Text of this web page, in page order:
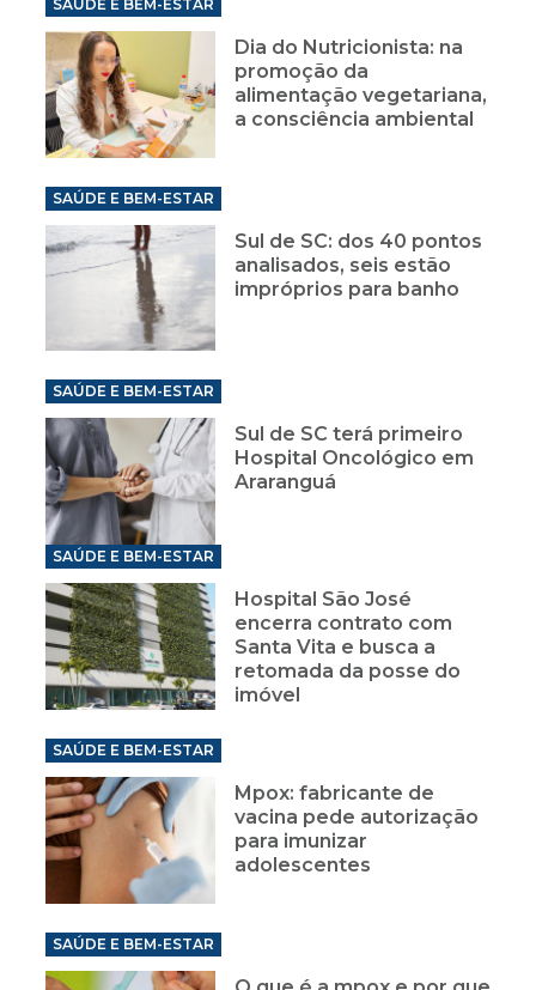
SAÚDE E BEM-ESTAR
Dia do Nutricionista: na
promoção da
alimentação vegetariana,
a consciência ambiental
SAÚDE E BEM-ESTAR
Sul de SC: dos 40 pontos
analisados, seis estão
impróprios para banho
SAÚDE E BEM-ESTAR
Sul de SC terá primeiro
Hospital Oncológico em
Araranguá
SAÚDE E BEM-ESTAR
Hospital São José
encerra contrato com
Santa Vita e busca a
retomada da posse do
imóvel
SAÚDE E BEM-ESTAR
Mpox: fabricante de
vacina pede autorização
para imunizar
adolescentes
SAÚDE E BEM-ESTAR